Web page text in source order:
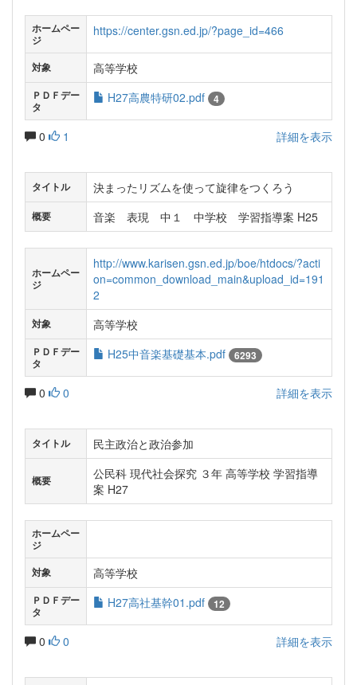
ホームペー
ジ
https://center.gsn.ed.jp/?page_id=466
対象 高等学校
ＰＤＦデー
タ
H27高農特研02.pdf 4
0 1 詳細を表示
タイトル 決まったリズムを使って旋律をつくろう
概要 音楽 表現 中１ 中学校 学習指導案 H25
ホームペー
ジ
http://www.karisen.gsn.ed.jp/boe/htdocs/?acti
on=common_download_main&upload_id=191
2
対象 高等学校
ＰＤＦデー
タ
H25中音楽基礎基本.pdf 6293
0 0 詳細を表示
タイトル 民主政治と政治参加
概要
公民科 現代社会探究 ３年 高等学校 学習指導
案 H27
ホームペー
ジ
対象
高等学校
ＰＤＦデー
タ
H27高社基幹01.pdf 12
0 0 詳細を表示